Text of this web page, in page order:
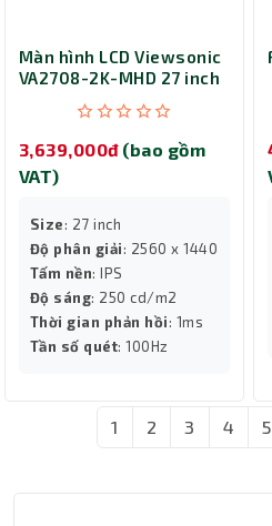
Màn hình LCD Viewsonic
VA2708-2K-MHD 27 inch
3,639,000đ (bao gồm
VAT)
Size: 27 inch
Độ phân giải: 2560 x 1440
Tấm nền: IPS
Độ sáng: 250 cd/m2
Thời gian phản hồi: 1ms
Tần số quét: 100Hz
1 2 3 4 5